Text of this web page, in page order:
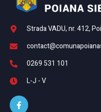
Strada VADU, nr. 412,
0269 531 101
L-J - V